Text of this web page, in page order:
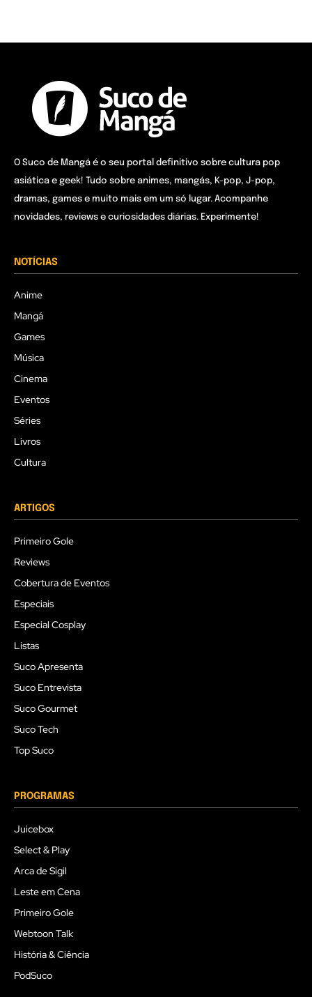
O Suco de Mangá é o seu portal definitivo sobre cultura pop
asiática e geek! Tudo sobre animes, mangás, K-pop, J-pop,
dramas, games e muito mais em um só lugar. Acompanhe
novidades, reviews e curiosidades diárias. Experimente!
NOTÍCIAS
Anime
Mangá
Games
Música
Cinema
Eventos
Séries
Livros
Cultura
ARTIGOS
Primeiro Gole
Reviews
Cobertura de Eventos
Especiais
Especial Cosplay
Listas
Suco Apresenta
Suco Entrevista
Suco Gourmet
Suco Tech
Top Suco
PROGRAMAS
Juicebox
Select & Play
Arca de Sigil
Leste em Cena
Primeiro Gole
Webtoon Talk
História & Ciência
PodSuco